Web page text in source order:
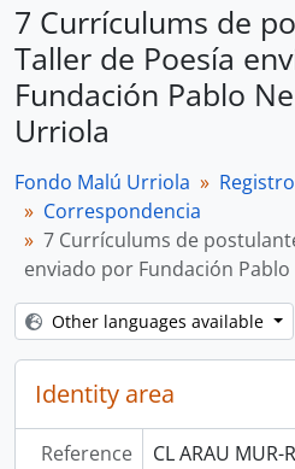
7 Currículums de
Taller de Poesía
Fundación Pablo
Urriola
Fondo Malú Urriola
Correspondencia
7 Currículums de
enviado por Fundación
Other languages available
Identity area
Reference
CL ARAU MUR-